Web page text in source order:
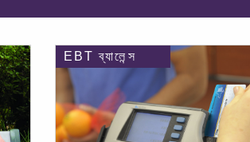
EBT ব্যালেন্স